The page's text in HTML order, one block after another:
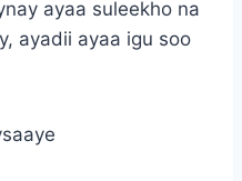
ayaa suleekho na
ayadii ayaa igu soo